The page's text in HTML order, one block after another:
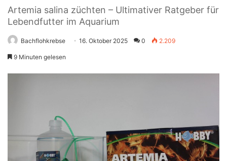
Artemia salina züchten – Ultimativer Ratgeber für
Lebendfutter im Aquarium
Bachflohkrebse 16. Oktober 2025 0 2.209
9 Minuten gelesen